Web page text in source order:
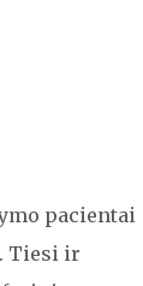
pacientai
Tiesi ir